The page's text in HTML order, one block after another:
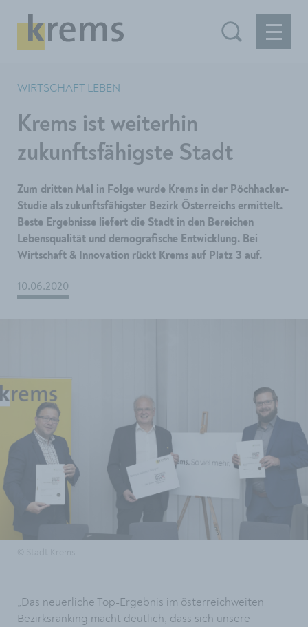
WIRTSCHAFT LEBEN
Krems ist weiterhin
zukunftsfähigste Stadt
Zum dritten Mal in Folge wurde Krems in der Pöchhacker-
Studie als zukunftsfähigster Bezirk Österreichs ermittelt.
Beste Ergebnisse liefert die Stadt in den Bereichen
Lebensqualität und demografische Entwicklung. Bei
Wirtschaft & Innovation rückt Krems auf Platz 3 auf.
10.06.2020
„Das neuerliche Top-Ergebnis im österreichweiten
Bezirksranking macht deutlich, dass sich unsere